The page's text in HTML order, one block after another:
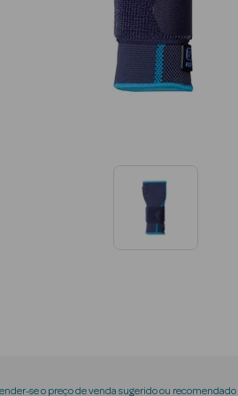
se o preço de venda sugerido ou